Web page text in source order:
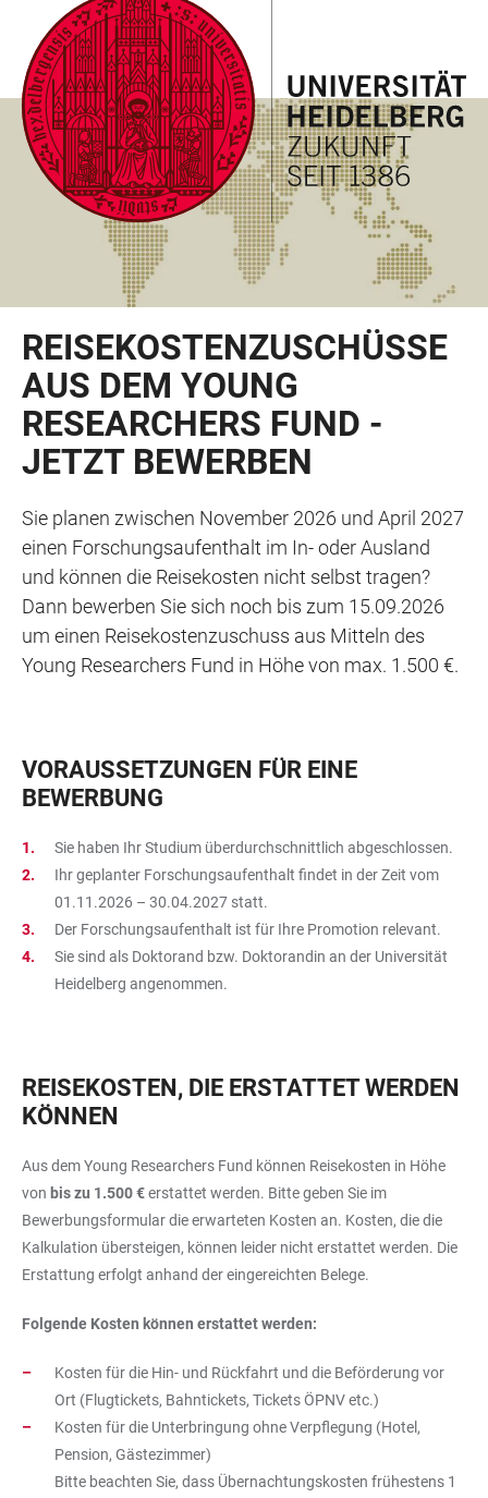
LINKS
ZUR
BARRIEREFREIHEIT
ZUM
HAUPTINHALT
HAUPTNAVIGATION
ÖFFNEN
WEBSEITENSUCHE
ÖFFNEN
REISEKOSTENZUSCHÜSSE
AUS DEM YOUNG
RESEARCHERS FUND -
JETZT BEWERBEN
Sie planen zwischen November 2026 und April 2027
einen Forschungsaufenthalt im In- oder Ausland
und können die Reisekosten nicht selbst tragen?
Dann bewerben Sie sich noch bis zum 15.09.2026
um einen Reisekostenzuschuss aus Mitteln des
Young Researchers Fund in Höhe von max. 1.500 €.
VORAUSSETZUNGEN FÜR EINE
BEWERBUNG
Sie haben Ihr Studium überdurchschnittlich abgeschlossen.
Ihr geplanter Forschungsaufenthalt findet in der Zeit vom
01.11.2026 – 30.04.2027 statt.
Der Forschungsaufenthalt ist für Ihre Promotion relevant.
Sie sind als Doktorand bzw. Doktorandin an der Universität
Heidelberg angenommen.
REISEKOSTEN, DIE ERSTATTET WERDEN
KÖNNEN
Aus dem Young Researchers Fund können Reisekosten in Höhe
von bis zu 1.500 €erstattet werden. Bitte geben Sie im
Bewerbungsformular die erwarteten Kosten an. Kosten, die die
Kalkulation übersteigen, können leider nicht erstattet werden. Die
Erstattung erfolgt anhand der eingereichten Belege.
Folgende Kosten können erstattet werden:
Kosten für die Hin- und Rückfahrt und die Beförderung vor
Ort (Flugtickets, Bahntickets, Tickets ÖPNV etc.)
Kosten für die Unterbringung ohne Verpflegung (Hotel,
Pension, Gästezimmer)
Bitte beachten Sie, dass Übernachtungskosten frühestens 1